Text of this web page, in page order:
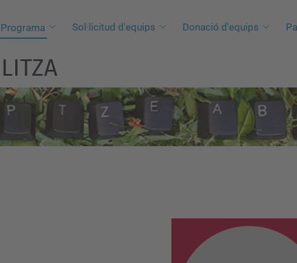
Programa Sol·licitud d'equips Donació d'equips
LITZA